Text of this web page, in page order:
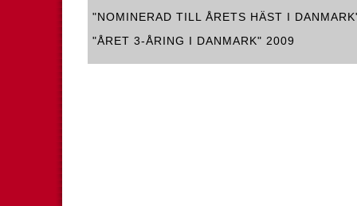
"NOMINERAD TILL ÅRETS HÄST I
"ÅRET 3-ÅRING I DANMARK" 2009